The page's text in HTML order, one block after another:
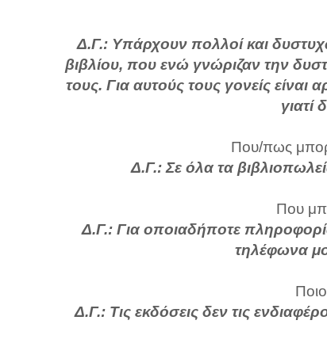
Δ.Γ.: Υπάρχουν πολλοί και
βιβλίου, που ενώ γνώριζαν την
τους. Για αυτούς τους γονείς
γιατί
Που/πως
Δ.Γ.: Σε όλα τα
Που
Δ.Γ.: Για οποιαδήποτε
τηλέφωνα
Δ.Γ.: Τις εκδόσεις δεν τις